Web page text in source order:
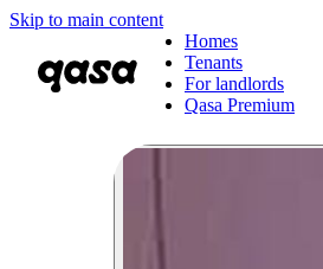
Skip to main content
Homes
Tenants
For landlords
Qasa Premium